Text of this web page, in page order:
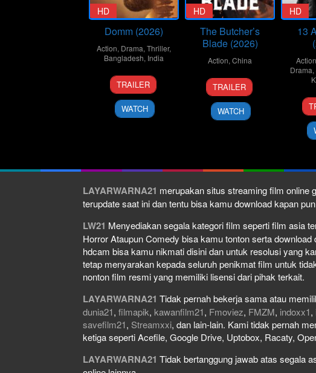
HD
Domm (2026)
Action, Drama, Thriller,
Bangladesh, India
21
Mar
2026
Redoan
Rony
TRAILER
WATCH
HD
The Butcher’s
Blade (2026)
Action, China
8
Jan
2026
Liu
Wenpu
TRAILER
WATCH
HD
13
Action
Drama,
LAYARWARNA21 merupakan situs streaming film online
terupdate saat ini dan tentu bisa kamu download kapan
LW21 Menyediakan segala kategori film seperti film asia
Horror Ataupun Comedy bisa kamu tonton serta
hdcam bisa kamu nikmati disini dan untuk resolusi yang
tetap menyarakan kepada seluruh penikmat film untuk
nonton film resmi yang memiliki lisensi dari pihak terkait.
LAYARWARNA21 Tidak pernah bekerja sama atau
dunia21, filmapik, kawanfilm21, Fmoviez, FMZM, indoxx1,
savefilm21, Streamxxi, dan lain-lain. Kami tidak pernah
ketiga seperti Acefile, Google Drive, Uptobox, Racaty,
LAYARWARNA21 Tidak bertanggung jawab atas segala